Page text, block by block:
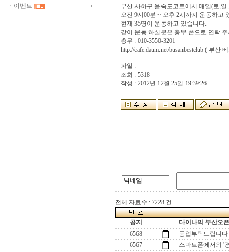
ㆍ이벤트
부산 사하구 을숙도코트에서 매일(토,일
오전 9시00분 ~ 오후 2시까지 운동하고
현재 35명이 운동하고 있습니다.
같이 운동 하실분은 총무 폰으로 연락
총무 : 010-3550-3201
http://cafe.daum.net/busanbestclub ( 부산
파일 :
조회 : 5318
작성 : 2012년 12월 25일 19:39:26
전체 자료수 : 7228 건
공지
다이나믹 부산오
6568
등업부탁드립니다
6567
스마트폰에서의 '